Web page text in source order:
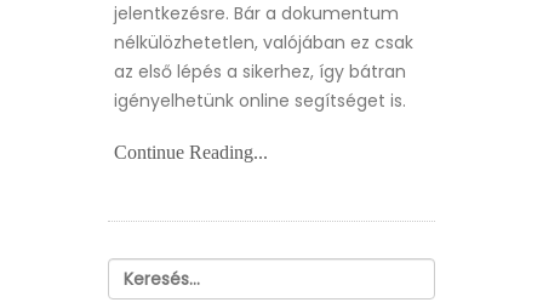
jelentkezésre. Bár a dokumentum
nélkülözhetetlen, valójában ez csak
az első lépés a sikerhez, így bátran
igényelhetünk online segítséget is.
Continue Reading...
Keresés: